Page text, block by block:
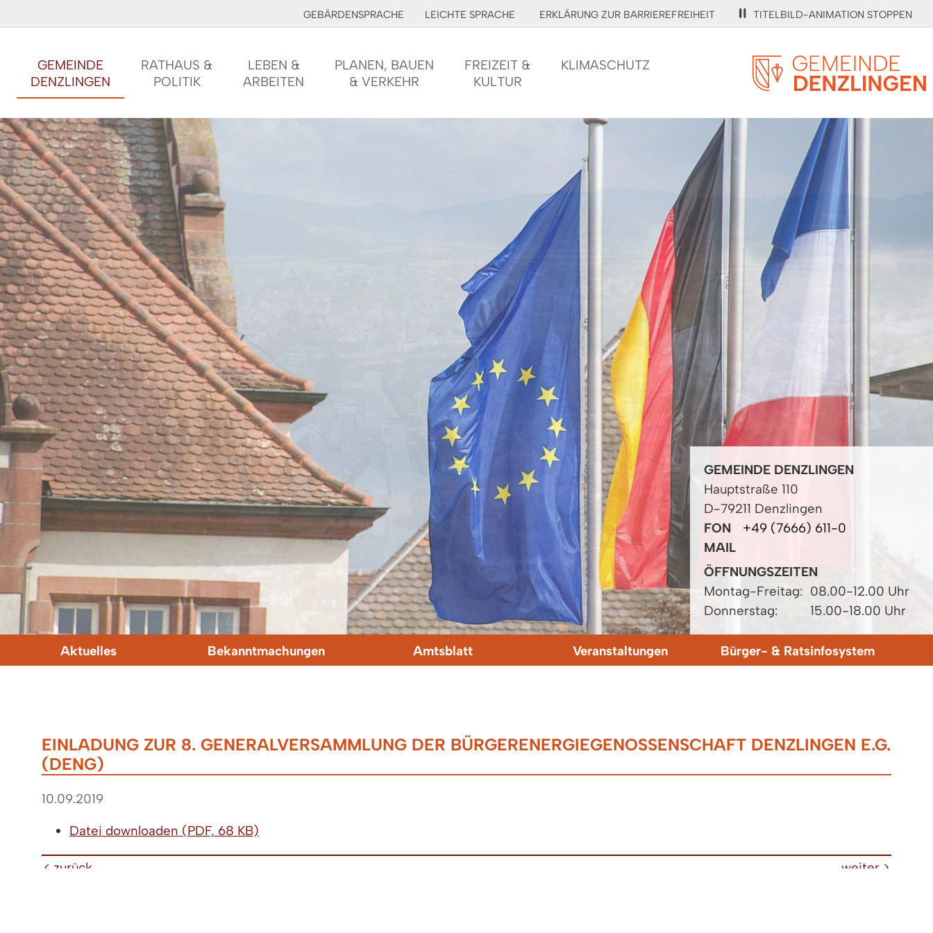
GEBÄRDENSPRACHE LEICHTE SPRACHE ERKLÄRUNG ZUR BARRIEREFREIHEIT TITELBILD-ANIMATION STOPPEN
GEMEINDE
DENZLINGEN
RATHAUS &
POLITIK
LEBEN &
ARBEITEN
PLANEN, BAUEN
& VERKEHR
FREIZEIT &
KULTUR
KLIMASCHUTZ
GEMEINDE DENZLINGEN
Hauptstraße 110
D-79211 Denzlingen
FON
+49 (7666) 611-0
MAIL
ÖFFNUNGSZEITEN
Montag-Freitag: 08.00-12.00 Uhr
Donnerstag:
15.00-18.00 Uhr
Aktuelles Bekanntmachungen Amtsblatt Veranstaltungen Bürger- & Ratsinfosystem
EINLADUNG ZUR 8. GENERALVERSAMMLUNG DER BÜRGERENERGIEGENOSSENSCHAFT DENZLINGEN E.G.
(DENG)
10.09.2019
Datei downloaden (PDF, 68 KB)
< zurück weiter >